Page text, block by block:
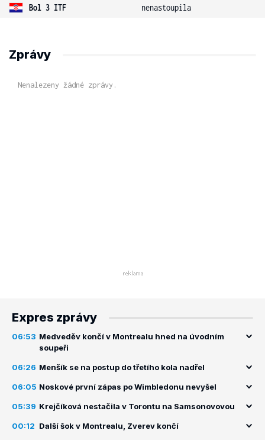
Bol 3 ITF nenastoupila
Zprávy
Nenalezeny žádné zprávy.
Expres zprávy
06:53 Medveděv končí v Montrealu hned na úvodním
soupeři
06:26 Menšík se na postup do třetího kola nadřel
06:05 Noskové první zápas po Wimbledonu nevyšel
05:39 Krejčíková nestačila v Torontu na Samsonovovou
00:12 Další šok v Montrealu, Zverev končí